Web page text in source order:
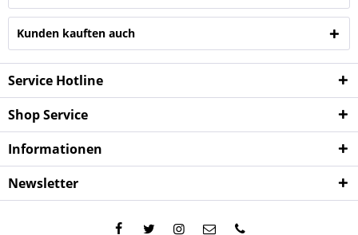
Kunden kauften auch
Service Hotline
Shop Service
Informationen
Newsletter